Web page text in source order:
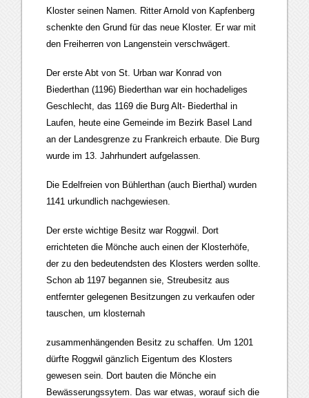
Kloster seinen Namen. Ritter Arnold von Kapfenberg
schenkte den Grund für das neue Kloster. Er war mit
den Freiherren von Langenstein verschwägert.
Der erste Abt von St. Urban war Konrad von
Biederthan (1196) Biederthan war ein hochadeliges
Geschlecht, das 1169 die Burg Alt- Biederthal in
Laufen, heute eine Gemeinde im Bezirk Basel Land
an der Landesgrenze zu Frankreich erbaute. Die Burg
wurde im 13. Jahrhundert aufgelassen.
Die Edelfreien von Bühlerthan (auch Bierthal) wurden
1141 urkundlich nachgewiesen.
Der erste wichtige Besitz war Roggwil. Dort
errichteten die Mönche auch einen der Klosterhöfe,
der zu den bedeutendsten des Klosters werden sollte.
Schon ab 1197 begannen sie, Streubesitz aus
entfernter gelegenen Besitzungen zu verkaufen oder
tauschen, um klosternah
zusammenhängenden Besitz zu schaffen. Um 1201
dürfte Roggwil gänzlich Eigentum des Klosters
gewesen sein. Dort bauten die Mönche ein
Bewässerungssytem. Das war etwas, worauf sich die